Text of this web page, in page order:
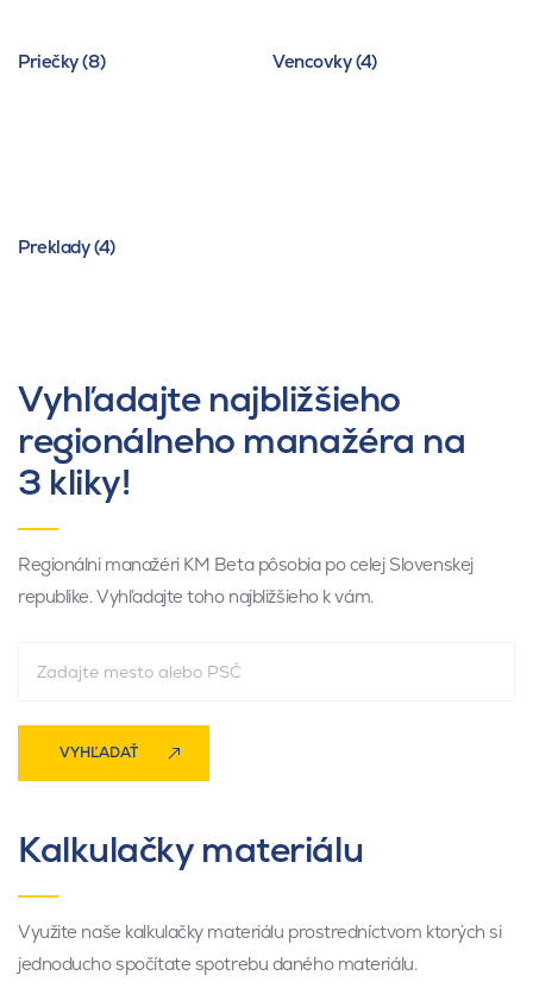
Priečky (8) Vencovky (4)
Preklady (4)
Vyhľadajte najbližšieho
regionálneho manažéra na
3 kliky!
Regionálni manažéri KM Beta pôsobia po celej Slovenskej
republike. Vyhľadajte toho najbližšieho k vám.
VYHĽADAŤ
Kalkulačky materiálu
Využite naše kalkulačky materiálu prostredníctvom ktorých si
jednoducho spočítate spotrebu daného materiálu.